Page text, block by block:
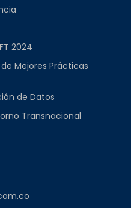
2024
Mejores Prácticas
de Datos
Transnacional